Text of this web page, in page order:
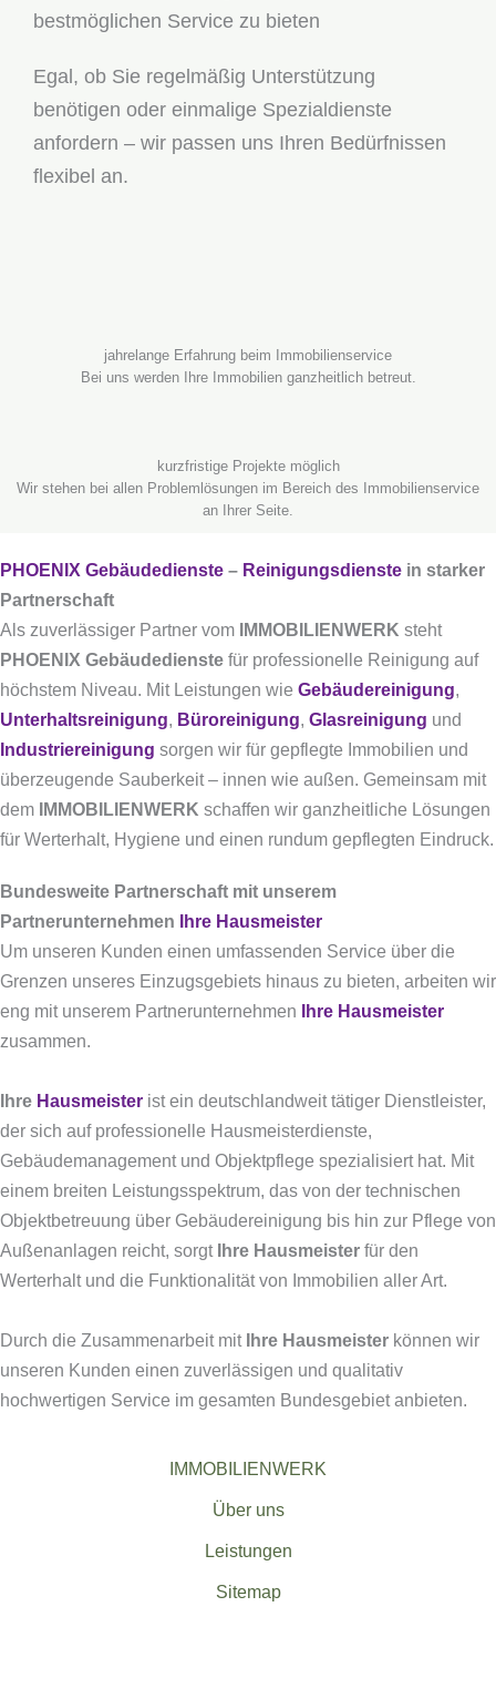
bestmöglichen Service zu bieten
Egal, ob Sie regelmäßig Unterstützung
benötigen oder einmalige Spezialdienste
anfordern – wir passen uns Ihren Bedürfnissen
flexibel an.
jahrelange Erfahrung beim Immobilienservice
Bei uns werden Ihre Immobilien ganzheitlich betreut.
kurzfristige Projekte möglich
Wir stehen bei allen Problemlösungen im Bereich des Immobilienservice
an Ihrer Seite.
PHOENIX Gebäudedienste – Reinigungsdienste in starker
Partnerschaft
Als zuverlässiger Partner vom
IMMOBILIENWERK steht
PHOENIX Gebäudedienste für professionelle Reinigung auf
höchstem Niveau. Mit Leistungen wie Gebäudereinigung,
Unterhaltsreinigung, Büroreinigung, Glasreinigung und
Industriereinigung sorgen wir für gepflegte Immobilien und
überzeugende Sauberkeit – innen wie außen. Gemeinsam mit
dem
IMMOBILIENWERK schaffen wir ganzheitliche Lösungen
für Werterhalt, Hygiene und einen rundum gepflegten Eindruck.
Bundesweite Partnerschaft mit unserem
Partnerunternehmen
Ihre Hausmeister
Um unseren Kunden einen umfassenden Service über die
Grenzen unseres Einzugsgebiets hinaus zu bieten, arbeiten wir
eng mit unserem Partnerunternehmen
Ihre Hausmeister
zusammen.
Ihre Hausmeister ist ein deutschlandweit tätiger Dienstleister,
der sich auf professionelle Hausmeisterdienste,
Gebäudemanagement und Objektpflege spezialisiert hat. Mit
einem breiten Leistungsspektrum, das von der technischen
Objektbetreuung über Gebäudereinigung bis hin zur Pflege von
Außenanlagen reicht, sorgt Ihre Hausmeister für den
Werterhalt und die Funktionalität von Immobilien aller Art.
Durch die Zusammenarbeit mit Ihre Hausmeister können wir
unseren Kunden einen zuverlässigen und qualitativ
hochwertigen Service im gesamten Bundesgebiet anbieten.
IMMOBILIENWERK
Über uns
Leistungen
Sitemap